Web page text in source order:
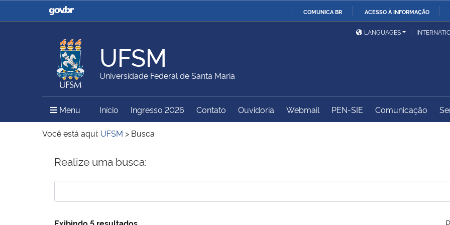
COMUNICA BR ACESSO À INFORMAÇÃO
Casa Civil
Ministério da Justiça e
Ministério da Defesa
Ministério das Relações
Exteriores
Ministério da Agricultura,
Pecuária e Abastecimento
Ministério da Educação
Ministério do Meio Ambiente Ministério do Turismo
Ministério do
Controladoria-Geral da
LANGUAGES
UFSM
Universidade Federal de Santa Maria
Menu Menu Principal do Sítio
Início Ingresso 2026 Contato Ouvidoria Webmail PEN-SIE Comunicação
Você está aqui: UFSM > Busca
Início do conteúdo
Realize uma busca:
Exibindo 5 resultados